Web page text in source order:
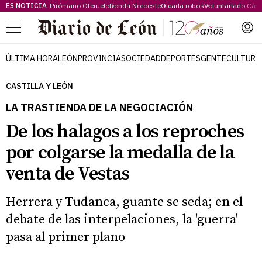
ES NOTICIA Pirómano OterueloRonda NoroesteOleada robosVoluntariado
Menú
ÚLTIMA HORALEÓNPROVINCIASOCIEDADDEPORTESGENTECULTURA
CASTILLA Y LEÓN
LA TRASTIENDA DE LA NEGOCIACIÓN
De los halagos a los reproches
por colgarse la medalla de la
venta de Vestas
Herrera y Tudanca, guante se seda; en el
debate de las interpelaciones, la 'guerra'
pasa al primer plano